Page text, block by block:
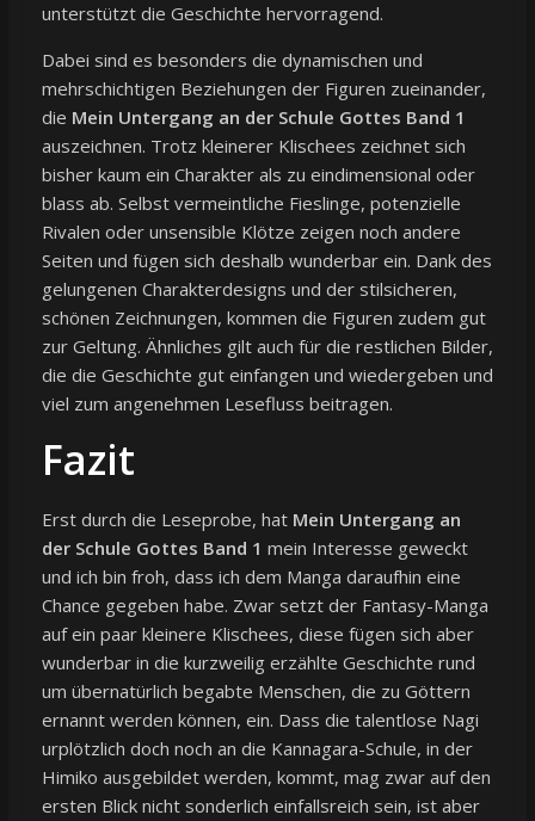
unterstützt die Geschichte hervorragend.
Dabei sind es besonders die dynamischen und
mehrschichtigen Beziehungen der Figuren zueinander,
die Mein Untergang an der Schule Gottes Band 1
auszeichnen. Trotz kleinerer Klischees zeichnet sich
bisher kaum ein Charakter als zu eindimensional oder
blass ab. Selbst vermeintliche Fieslinge, potenzielle
Rivalen oder unsensible Klötze zeigen noch andere
Seiten und fügen sich deshalb wunderbar ein. Dank des
gelungenen Charakterdesigns und der stilsicheren,
schönen Zeichnungen, kommen die Figuren zudem gut
zur Geltung. Ähnliches gilt auch für die restlichen Bilder,
die die Geschichte gut einfangen und wiedergeben und
viel zum angenehmen Lesefluss beitragen.
Fazit
Erst durch die Leseprobe, hat Mein Untergang an
der Schule Gottes Band 1 mein Interesse geweckt
und ich bin froh, dass ich dem Manga daraufhin eine
Chance gegeben habe. Zwar setzt der Fantasy-Manga
auf ein paar kleinere Klischees, diese fügen sich aber
wunderbar in die kurzweilig erzählte Geschichte rund
um übernatürlich begabte Menschen, die zu Göttern
ernannt werden können, ein. Dass die talentlose Nagi
urplötzlich doch noch an die Kannagara-Schule, in der
Himiko ausgebildet werden, kommt, mag zwar auf den
ersten Blick nicht sonderlich einfallsreich sein, ist aber